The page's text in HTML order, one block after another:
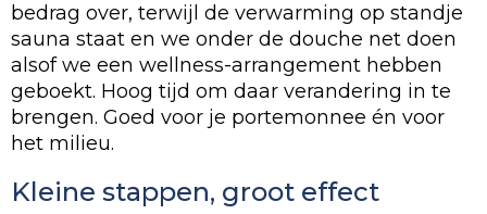
bedrag over, terwijl de verwarming op standje
sauna staat en we onder de douche net doen
alsof we een wellness-arrangement hebben
geboekt. Hoog tijd om daar verandering in te
brengen. Goed voor je portemonnee én voor
het milieu.
Kleine stappen, groot effect